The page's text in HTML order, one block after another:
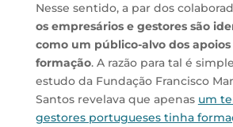
Nesse sentido, a par dos
os empresários e gestores são
como um público-alvo dos apoios
formação. A razão para tal é
estudo da Fundação Francisco
Santos revelava que apenas um
gestores portugueses tinha